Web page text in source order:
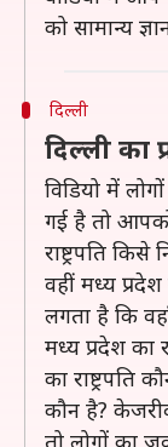
को सामान्य
दिल्ली
दिल्ली का
विडियो में
गई है तो
राष्ट्रपति
वहीं मध्य
लगता है कि
मध्य प्रदेश का
का राष्ट्रपति
कौन है?
तो लोगों का